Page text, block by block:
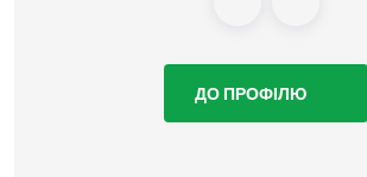
ДО ПРОФІЛЮ